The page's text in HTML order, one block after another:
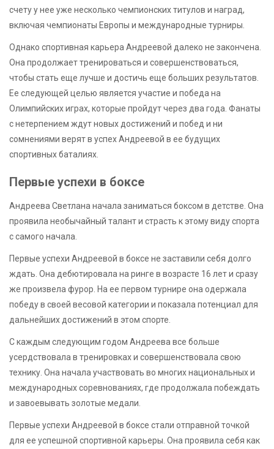
счету у нее уже несколько чемпионских титулов и наград,
включая чемпионаты Европы и международные турниры.
Однако спортивная карьера Андреевой далеко не закончена.
Она продолжает тренироваться и совершенствоваться,
чтобы стать еще лучше и достичь еще больших результатов.
Ее следующей целью является участие и победа на
Олимпийских играх, которые пройдут через два года. Фанаты
с нетерпением ждут новых достижений и побед и ни
сомнениями верят в успех Андреевой в ее будущих
спортивных баталиях.
Первые успехи в боксе
Андреева Светлана начала заниматься боксом в детстве. Она
проявила необычайный талант и страсть к этому виду спорта
с самого начала.
Первые успехи Андреевой в боксе не заставили себя долго
ждать. Она дебютировала на ринге в возрасте 16 лет и сразу
же произвела фурор. На ее первом турнире она одержала
победу в своей весовой категории и показала потенциал для
дальнейших достижений в этом спорте.
С каждым следующим годом Андреева все больше
усердствовала в тренировках и совершенствовала свою
технику. Она начала участвовать во многих национальных и
международных соревнованиях, где продолжала побеждать
и завоевывать золотые медали.
Первые успехи Андреевой в боксе стали отправной точкой
для ее успешной спортивной карьеры. Она проявила себя как